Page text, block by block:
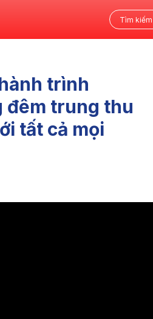
trình
đêm trung thu
tất cả mọi